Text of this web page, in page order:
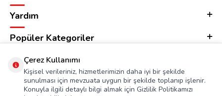
Yardım
Popüler Kategoriler
Adres & İletişim
Çerez Kullanımı
Kişisel verileriniz, hizmetlerimizin daha iyi bir şekilde
sunulması için mevzuata uygun bir şekilde toplanıp işlenir.
Konuyla ilgili detaylı bilgi almak için Gizlilik Politikamızı